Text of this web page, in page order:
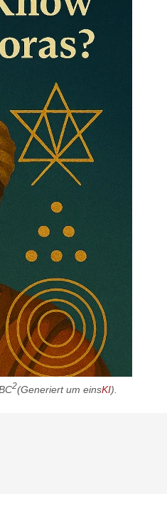
2(Generiert um einsKI).